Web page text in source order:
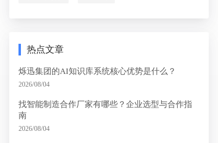
热点文章
烁迅集团的AI知识库系统核心优势是什么？
2026/08/04
找智能制造合作厂家有哪些？企业选型与合作指
南
2026/08/04